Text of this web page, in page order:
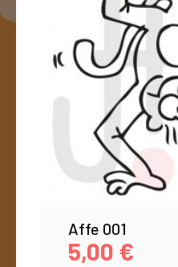
Affe 001
5,00 €